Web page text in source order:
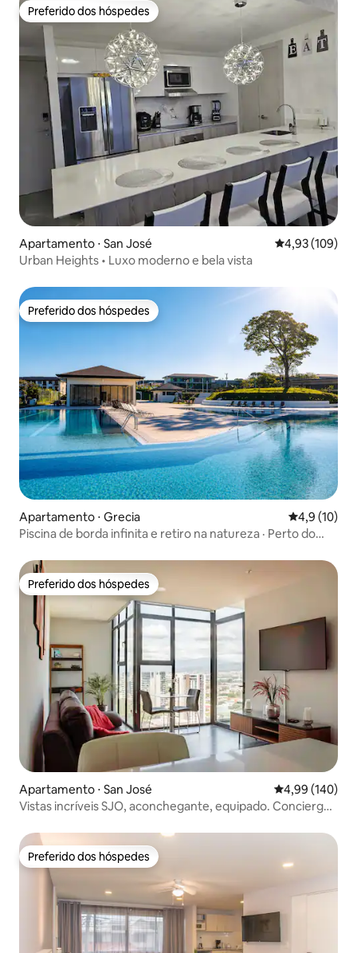
Preferido dos hóspedes
Preferido dos hóspedes
Apartamento ⋅ San José 4,93 de uma
4,93 (109)
Urban Heights • Luxo moderno e bela vista
Preferido dos hóspedes
Preferido dos hóspedes
Apartamento ⋅ Grecia 4,9 de uma
4,9 (10)
Piscina de borda infinita e retiro na natureza · Perto do
Preferido dos hóspedes
Preferido dos hóspedes
Apartamento ⋅ San José 4,99 de uma
4,99 (140)
Vistas incríveis SJO, aconchegante, equipado. Concierge
Preferido dos hóspedes
Preferido dos hóspedes